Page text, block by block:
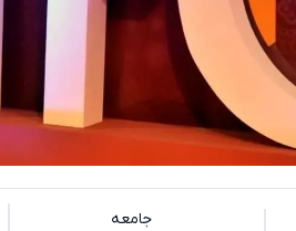
جامعه